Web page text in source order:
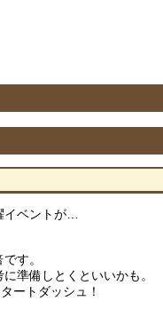
イベントが…
す。
準備しとくといいかも。
ートダッシュ！